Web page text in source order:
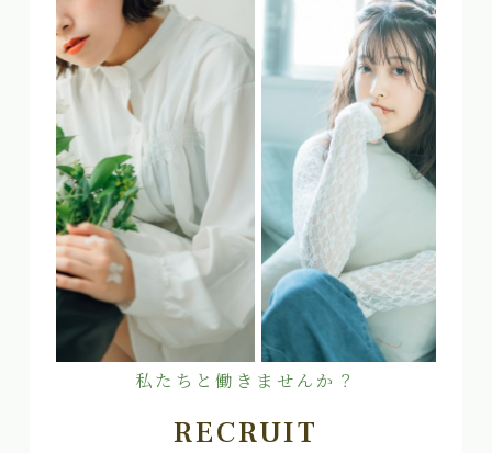
私たちと働きませんか？
RECRUIT